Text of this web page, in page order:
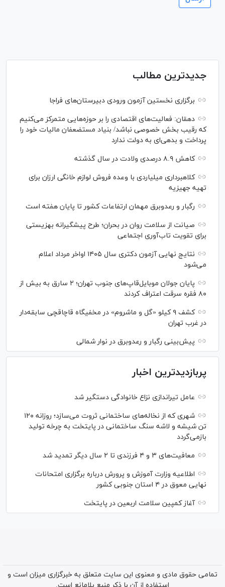
جدیدترین مطالب
برگزاری نخستین آزمون ورودی دبیرستان‌های فراجا
دهقان: فعالیت‌های اقتصادی را بر حوزه‌هایی متمرکز می‌کنیم
که رقیب بخش خصوصی نباشد/ بنیاد مستضعفان مالیات خود را
پرداخت و بدهی‌ای به دولت ندارد
کاهش ۸.۹ درصدی ولادت در سال گذشته
کلاهبرداری میلیاردی با وعده فروش لوازم خانگی ارزان برای
تهیه جهیزیه
رگبار و رعدوبرق مهمان ارتفاعات کشور تا پایان هفته است
صیانت از سلامت روان در بحران؛ طرح پیشگیرانه بهزیستی
برای تقویت تاب‌آوری اجتماعی
نتایج نهایی آزمون دکتری سال ۱۴۰۵ اواخر مرداد اعلام
می‌شود
پایان جولان موبایل‌قاپ‌های جنوب تهران؛ ۲ سارق به بیش از
۸۰ فقره سرقت اعتراف کردند
کشف ۹ کیلو «گل و ماشروم» در مخفیگاه قاچاقچی سابقه‌دار
در غرب تهران
پیش‌بینی رگبار و رعدوبرق در نوار شمالی
پربازدیدترین اخبار
عامل تیراندازی نزاع خانوادگی دستگیر شد
شهری که از نخاله‌های ساختمانی ثروت می‌سازد؛ روزانه ۱۲۰
تن شیشه و لاشه سنگ ساختمانی در پایتخت به چرخه تولید
بازمی‌گردد
معافیت‌های ۳ و ۴ فرزندی تا ۲ سال دیگر تمدید شد
اطلاعیه وزارت آموزش و پرورش درباره برگزاری امتحانات
نهایی معوق در ۴ استان جنوبی کشور
آغاز کمپین سلامت اربعین در پایتخت
تمامی حقوق مادی و معنوی این سایت متعلق به خبرگزاری میزان است و
استفاده از آن با ذکر منبع بلامانع است.